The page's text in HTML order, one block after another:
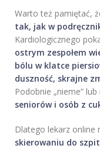
Warto też pamiętać,
tak, jak w
Kardiologicznego
ostrym zespołem
bólu w klatce
duszność, skrajne
Podobnie „nieme”
seniorów i osób z
Dlatego lekarz online
skierowaniu do